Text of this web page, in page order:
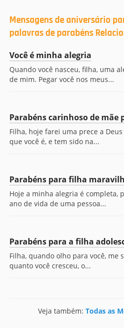
Mensagens de aniversário
palavras de parabéns
Você é minha alegria
Quando você nasceu, filha, uma
de mim. Pegar você nos meus...
Parabéns carinhoso de mãe
Filha, hoje farei uma prece a
que você é, e tem sido na...
Parabéns para filha
Hoje a minha alegria é completa,
ano de vida de uma pessoa...
Parabéns para a filha
Filha, quando olho para você, me
quanto você cresceu, o...
Veja também: Todas as